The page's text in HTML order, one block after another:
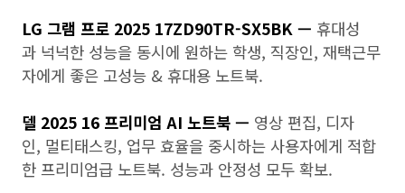
LG 그램 프로 2025 17ZD90TR-SX5BK — 휴대성
과 넉넉한 성능을 동시에 원하는 학생, 직장인, 재택근무
자에게 좋은 고성능 & 휴대용 노트북.
델 2025 16 프리미엄 AI 노트북 — 영상 편집, 디자
인, 멀티태스킹, 업무 효율을 중시하는 사용자에게 적합
한 프리미엄급 노트북. 성능과 안정성 모두 확보.